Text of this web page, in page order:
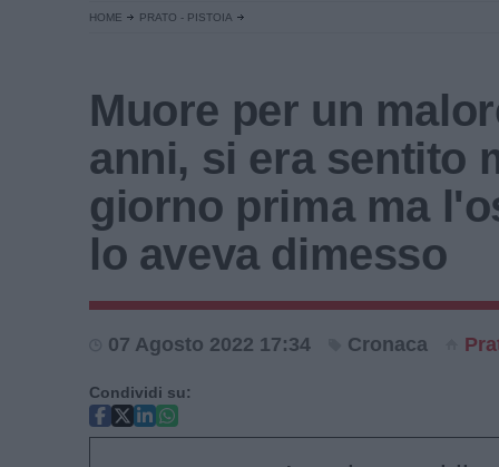
HOME PRATO - PISTOIA
Muore per un
anni, si era sentito
giorno prima ma
lo aveva dimesso
07 Agosto 2022 17:34 Cronaca
Condividi su: